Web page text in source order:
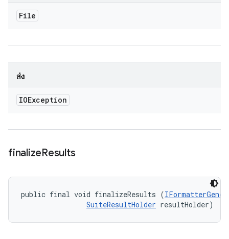
File
ส่ง
IOException
finalizeResults
public final void finalizeResults (
SuiteResultHolder resultHolder)